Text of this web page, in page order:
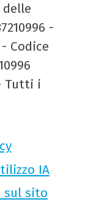
-
- Codice
Tutti i
IA
sul sito